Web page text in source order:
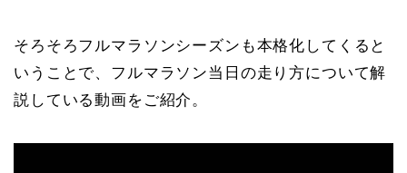
そろそろフルマラソンシーズンも本格化してくると
いうことで、フルマラソン当日の走り方について解
説している動画をご紹介。